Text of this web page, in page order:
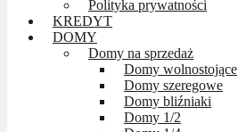
Polityka prywatności
KREDYT
DOMY
Domy na sprzedaż
Domy wolnostojące
Domy szeregowe
Domy bliźniaki
Domy 1/2